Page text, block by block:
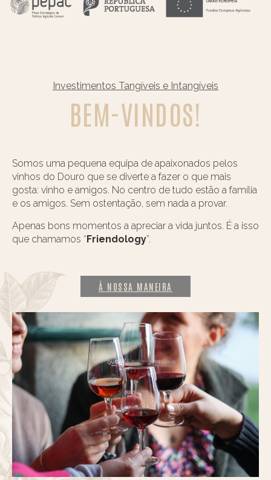
Investimentos Tangíveis e Intangíveis
BEM-VINDOS!
Somos uma pequena equipa de apaixonados pelos
vinhos do Douro que se diverte a fazer o que mais
gosta: vinho e amigos. No centro de tudo estão a família
e os amigos. Sem ostentação, sem nada a provar.
Apenas bons momentos a apreciar a vida juntos. É a isso
que chamamos “Friendology”.
À NOSSA MANEIRA